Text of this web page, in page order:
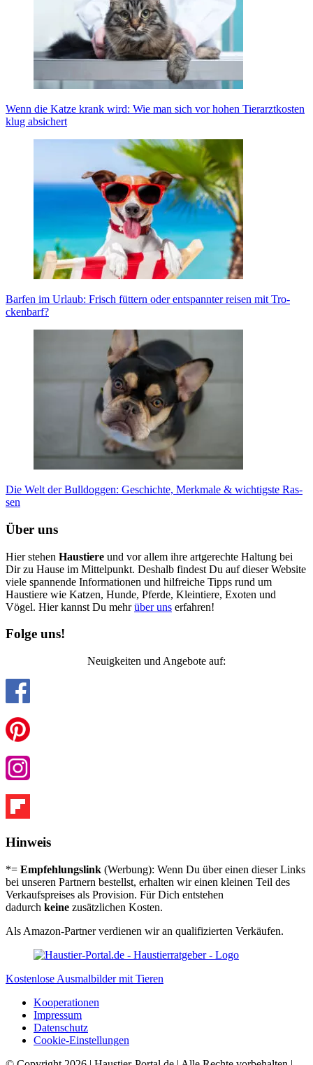
Wenn die Kat­ze krank wird: Wie man sich vor hohen Tier­arzt­kos­ten
klug absi­chert
Bar­fen im Urlaub: Frisch füt­tern oder ent­spann­ter rei­sen mit Tro­
cken­barf?
Die Welt der Bull­dog­gen: Geschich­te, Merk­ma­le & wich­tigs­te Ras­
sen
Über uns
Hier stehen Haustiere und vor allem ihre artgerechte Haltung bei
Dir zu Hause im Mittelpunkt. Deshalb findest Du auf dieser Website
viele spannende Informationen und hilfreiche Tipps rund um
Haustiere wie Katzen, Hunde, Pferde, Kleintiere, Exoten und
Vögel. Hier kannst Du mehrüber uns erfahren!
Folge uns!
Neuigkeiten und Angebote auf:
Hinweis
*= Empfehlungslink (Werbung): Wenn Du über einen dieser Links
bei unseren Partnern bestellst, erhalten wir einen kleinen Teil des
Verkaufspreises als Provision. Für Dich entstehen
dadurch keine zusätzlichen Kosten.
Als Amazon-Partner verdienen wir an qualifizierten Verkäufen.
Kostenlose Ausmalbilder mit Tieren
Koope­ra­tio­nen
Impres­sum
Daten­schutz
Coo­kie-Ein­stel­lun­gen